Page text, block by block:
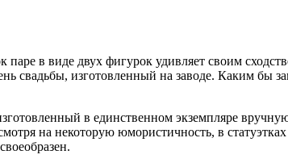
в виде двух фигурок удивляет своим
свадьбы, изготовленный на заводе. Каким бы
в единственном экземпляре
на некоторую юмористичность, в